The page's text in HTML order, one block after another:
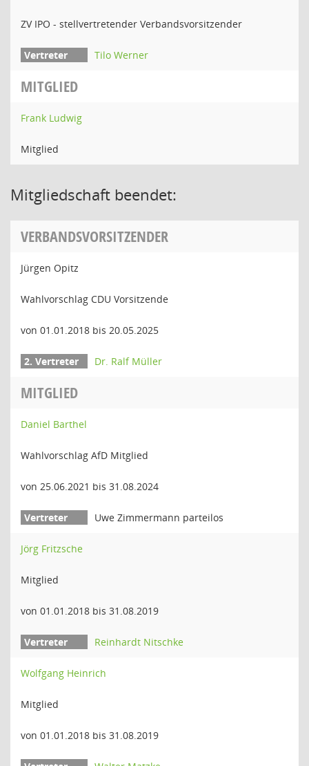
ZV IPO - stellvertretender Verbandsvorsitzender
Tilo Werner
MITGLIED
Frank Ludwig
Mitglied
Mitgliedschaft beendet:
VERBANDSVORSITZENDER
Jürgen Opitz
Wahlvorschlag CDU Vorsitzende
von 01.01.2018 bis 20.05.2025
Dr. Ralf Müller
MITGLIED
Daniel Barthel
Wahlvorschlag AfD Mitglied
von 25.06.2021 bis 31.08.2024
Uwe Zimmermann parteilos
Jörg Fritzsche
Mitglied
von 01.01.2018 bis 31.08.2019
Reinhardt Nitschke
Wolfgang Heinrich
Mitglied
von 01.01.2018 bis 31.08.2019